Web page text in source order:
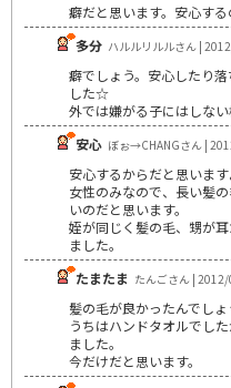
癖だと思います。安心する
多分 ハルルリルルさん |
癖でしょう。安心したり
した☆
外では嫌がる子にはしな
安心 ぼぉ→CHANGさん |
安心するからだと思います
女性のみなので、長い髪
いのだと思います。
姪が同じく髪の毛、甥が
ました。
たまたま たんごさん |
髪の毛が良かったんでしょ
うちはハンドタオルでし
ました。
今だけだと思います。